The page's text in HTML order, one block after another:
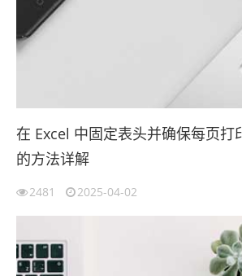
在 Excel 中固定表头并确保每页打
的方法详解
2481 2025-04-02